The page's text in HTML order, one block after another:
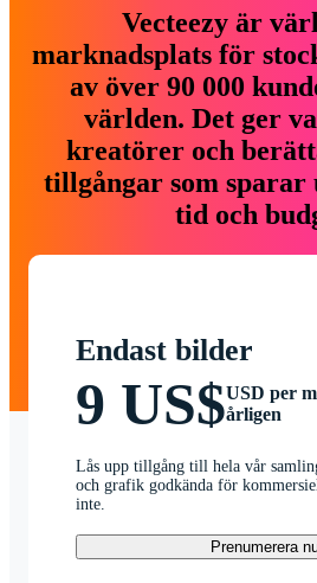
Vecteezy är
marknadsplats för
av över 90 000
världen. Det ger
kreatörer och
tillgångar som
tid och
Endast bilder
9 US$USD per
årligen
Lås upp tillgång till hela vår
och grafik godkända för
inte.
Prenumerera